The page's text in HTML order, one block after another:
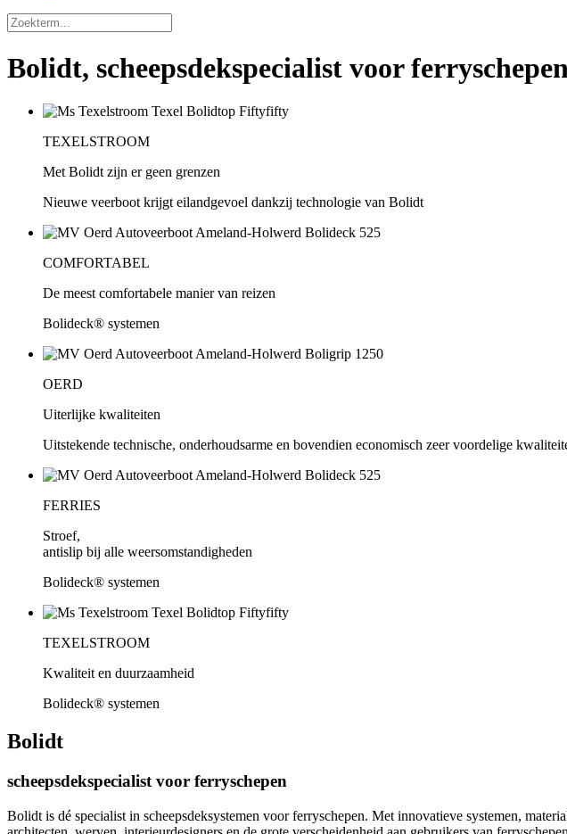
Bolidt, scheepsdekspecialist voor ferryschepen
TEXELSTROOM
Met Bolidt zijn er geen grenzen
Nieuwe veerboot krijgt eilandgevoel dankzij technologie van Bolidt
COMFORTABEL
De meest comfortabele manier van reizen
Bolideck® systemen
OERD
Uiterlijke kwaliteiten
Uitstekende technische, onderhoudsarme en bovendien economisch zeer voordelige
FERRIES
Stroef,
antislip bij alle weersomstandigheden
Bolideck® systemen
TEXELSTROOM
Kwaliteit en duurzaamheid
Bolideck® systemen
Bolidt
scheepsdekspecialist voor ferryschepen
Bolidt is dé specialist in scheepsdeksystemen voor ferryschepen. Met innovatieve systemen,